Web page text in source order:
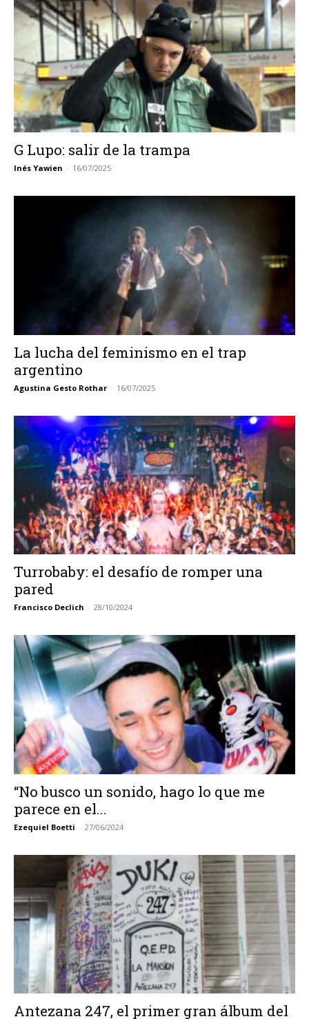
G Lupo: salir de la trampa
Inés Yawien - 16/07/2025
La lucha del feminismo en el trap
argentino
Agustina Gesto Rothar - 16/07/2025
Turrobaby: el desafío de romper una
pared
Francisco Declich - 28/10/2024
“No busco un sonido, hago lo que me
parece en el...
Ezequiel Boetti - 27/06/2024
Antezana 247, el primer gran álbum del